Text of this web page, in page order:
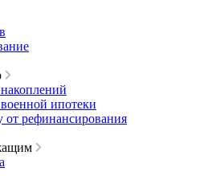
ипотеки
от рефинансирования